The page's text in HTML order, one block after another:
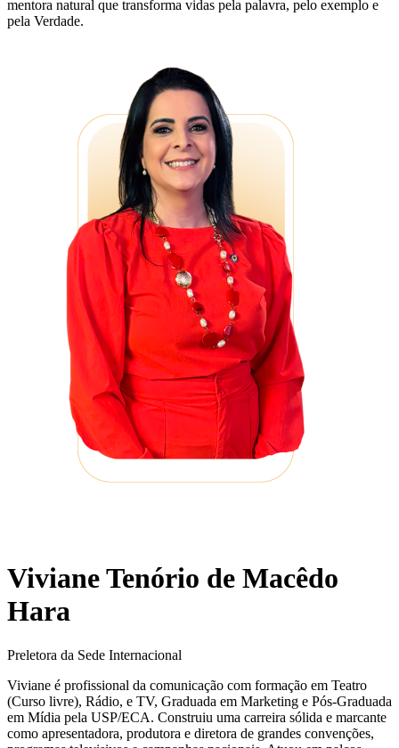
mentora natural que transforma vidas pela palavra, pelo exemplo e
pela Verdade.
Viviane Tenório de Macêdo
Hara
Preletora da Sede Internacional
Viviane é profissional da comunicação com formação em Teatro
(Curso livre), Rádio, e TV, Graduada em Marketing e Pós-Graduada
em Mídia pela USP/ECA. Construiu uma carreira sólida e marcante
como apresentadora, produtora e diretora de grandes convenções,